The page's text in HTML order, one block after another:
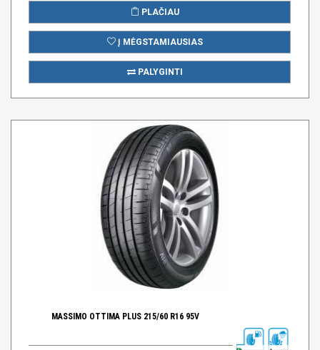
PLAČIAU
Į MĖGSTAMIAUSIAS
PALYGINTI
MASSIMO OTTIMA PLUS 215/60 R16 95V